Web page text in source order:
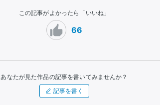
この記事がよかったら「いいね」
66
あなたが見た作品の記事を書いてみませんか？
記事を書く